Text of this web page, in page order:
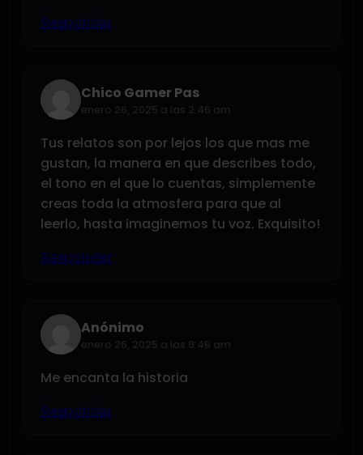
Responder
Chico Gamer Pas
enero 26, 2025 a las 2:46 am
Tus relatos son por lejos los que mas me
gustan, la manera en que describes todo,
el tono en el que lo cuentas, simplemente
creas toda la atmosfera para que al
leerlo, hasta imaginemos tu voz. Exquisito!
Responder
Anónimo
enero 26, 2025 a las 9:48 am
Me encanta la historia
Responder